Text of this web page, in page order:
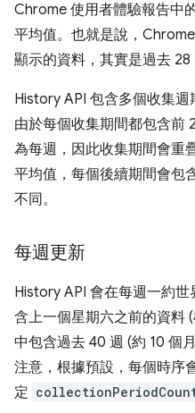
Chrome 使用者體驗報告中
平均值。也就是說，
顯示的資料，其實是過去 28
History API 包含多個收集週
由於每個收集期間都包含前
為每週，因此收集期間會重
平均值，每個後續期間會包
不同。
每週更新
History API 會在每週一約
含上一個星期六之前的資料
中包含過去 40 週 (約 10 個
注意，根據預設，每個時序
定